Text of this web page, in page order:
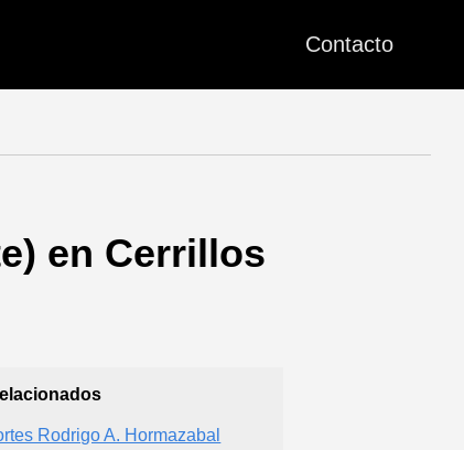
Contacto
en Cerrillos
Rodrigo A. Hormazabal